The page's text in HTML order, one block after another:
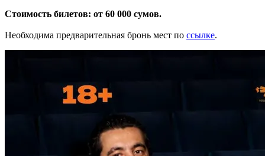
Стоимость билетов: от 60 000 сумов.
Необходима предварительная бронь мест по ссылке.